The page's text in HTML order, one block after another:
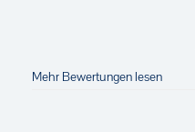
Mehr Bewertungen lesen